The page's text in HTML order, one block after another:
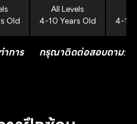
Old
All Levels
4-10 Years Old
4-10
ทำการ กรุณาติดต่อสอบถาม: